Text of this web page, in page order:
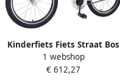
Kinderfiets Fiets Straat Bos
Uitjes Groeit Mee
Verstelbaar 24 inch Wit
1 webshop
€ 612,27